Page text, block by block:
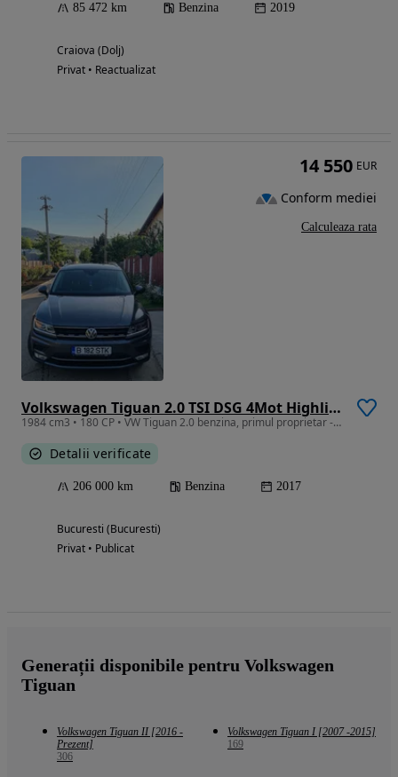
85 472 km Benzina 2019
Craiova (Dolj)
Privat • Reactualizat
Volkswagen Tiguan 2.0 TSI DSG 4Mot Highline
1984 cm3 • 180 CP • VW Tiguan 2.0 benzina, primul proprietar - achizitie de noua de la PV2
Detalii verificate
206 000 km Benzina 2017
Bucuresti (Bucuresti)
Privat • Publicat
14 550 EUR
Conform mediei
Calculeaza rata
Generații disponibile pentru Volkswagen
Tiguan
Volkswagen Tiguan II [2016 -
Prezent]
306
Volkswagen Tiguan I [2007 -2015]
169